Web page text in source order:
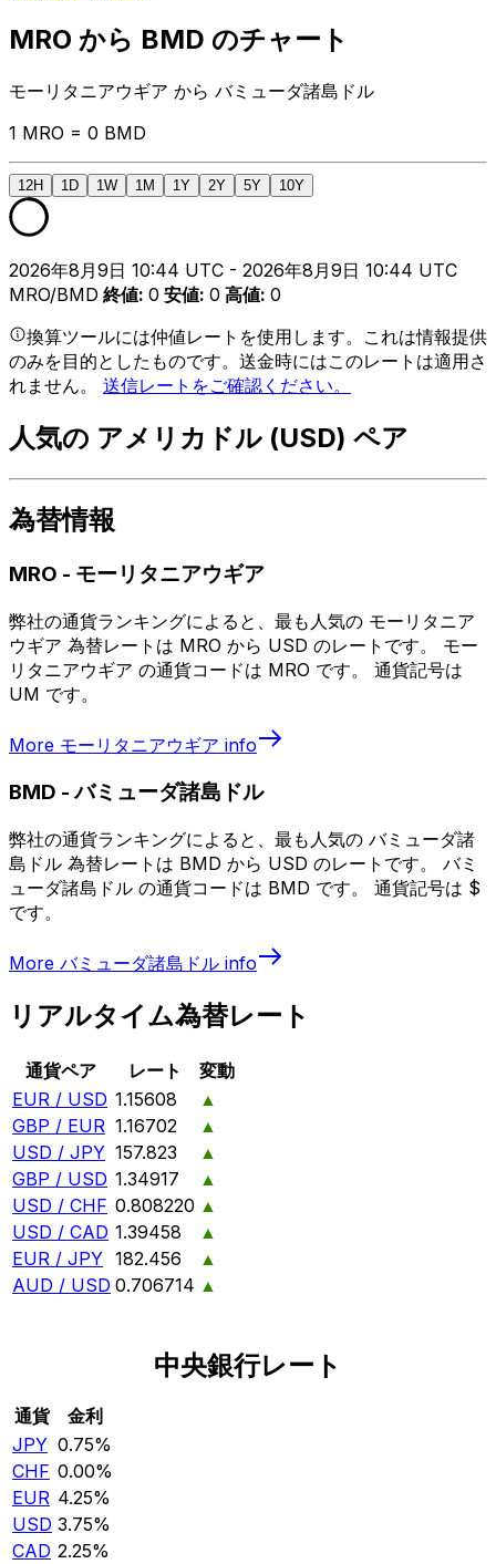
MRO から BMD のチャート
モーリタニアウギア から バミューダ諸島ドル
1 MRO = 0 BMD
12H 1D 1W 1M 1Y 2Y 5Y 10Y
2026年8月9日 10:44 UTC - 2026年8月9日 10:44 UTC
MRO/BMD 終値: 0 安値: 0 高値: 0
換算ツールには仲値レートを使用します。これは情報提供
のみを目的としたものです。送金時にはこのレートは適用さ
れません。 送信レートをご確認ください。
人気の アメリカドル (USD) ペア
為替情報
MRO - モーリタニアウギア
弊社の通貨ランキングによると、最も人気の モーリタニア
ウギア 為替レートは MRO から USD のレートです。 モー
リタニアウギア の通貨コードは MRO です。 通貨記号は
UM です。
More モーリタニアウギア info
BMD -バミューダ諸島ドル
弊社の通貨ランキングによると、最も人気の バミューダ諸
島ドル 為替レートは BMD から USD のレートです。 バミ
ューダ諸島ドル の通貨コードは BMD です。 通貨記号は $
です。
More バミューダ諸島ドル info
リアルタイム為替レート
通貨ペア レート
変動
EUR / USD 1.15608
▲
GBP / EUR 1.16702
▲
USD / JPY 157.823
▲
GBP / USD 1.34917
▲
USD / CHF 0.808220 ▲
USD / CAD 1.39458
▲
EUR / JPY 182.456
▲
AUD / USD 0.706714 ▲
中央銀行レート
通貨
金利
JPY 0.75%
CHF 0.00%
EUR 4.25%
USD 3.75%
CAD 2.25%